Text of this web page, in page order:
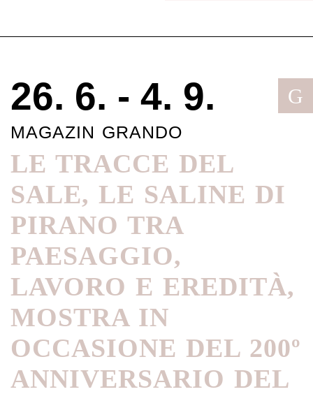
26. 6. - 4. 9. G
MAGAZIN GRANDO
LE TRACCE DEL
SALE, LE SALINE DI
PIRANO TRA
PAESAGGIO,
LAVORO E EREDITÀ,
MOSTRA IN
OCCASIONE DEL 200º
ANNIVERSARIO DEL